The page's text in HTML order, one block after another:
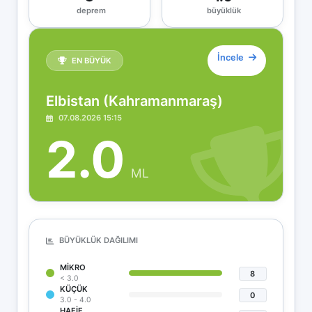
deprem büyüklük
EN BÜYÜK İncele
Elbistan (Kahramanmaraş)
07.08.2026 15:15
2.0 ML
BÜYÜKLÜK DAĞILIMI
MIKRO
< 3.0
8
KÜÇÜK
3.0 - 4.0
0